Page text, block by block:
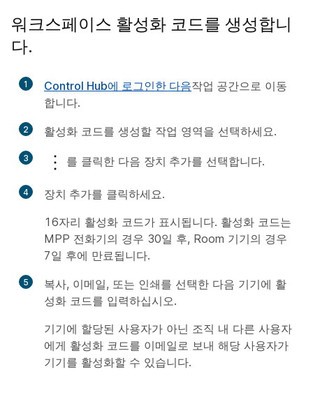
워크스페이스 활성화 코드를 생성합니
다.
1 Control Hub에 로그인한 다음작업 공간으로 이동
합니다.
2 활성화 코드를 생성할 작업 영역을 선택하세요.
3 를 클릭한 다음 장치 추가를 선택합니다.
4 장치 추가를 클릭하세요.
16자리 활성화 코드가 표시됩니다. 활성화 코드는
MPP 전화기의 경우 30일 후, Room 기기의 경우
7일 후에 만료됩니다.
5 복사, 이메일, 또는 인쇄를 선택한 다음 기기에 활
성화 코드를 입력하십시오.
기기에 할당된 사용자가 아닌 조직 내 다른 사용자
에게 활성화 코드를 이메일로 보내 해당 사용자가
기기를 활성화할 수 있습니다.